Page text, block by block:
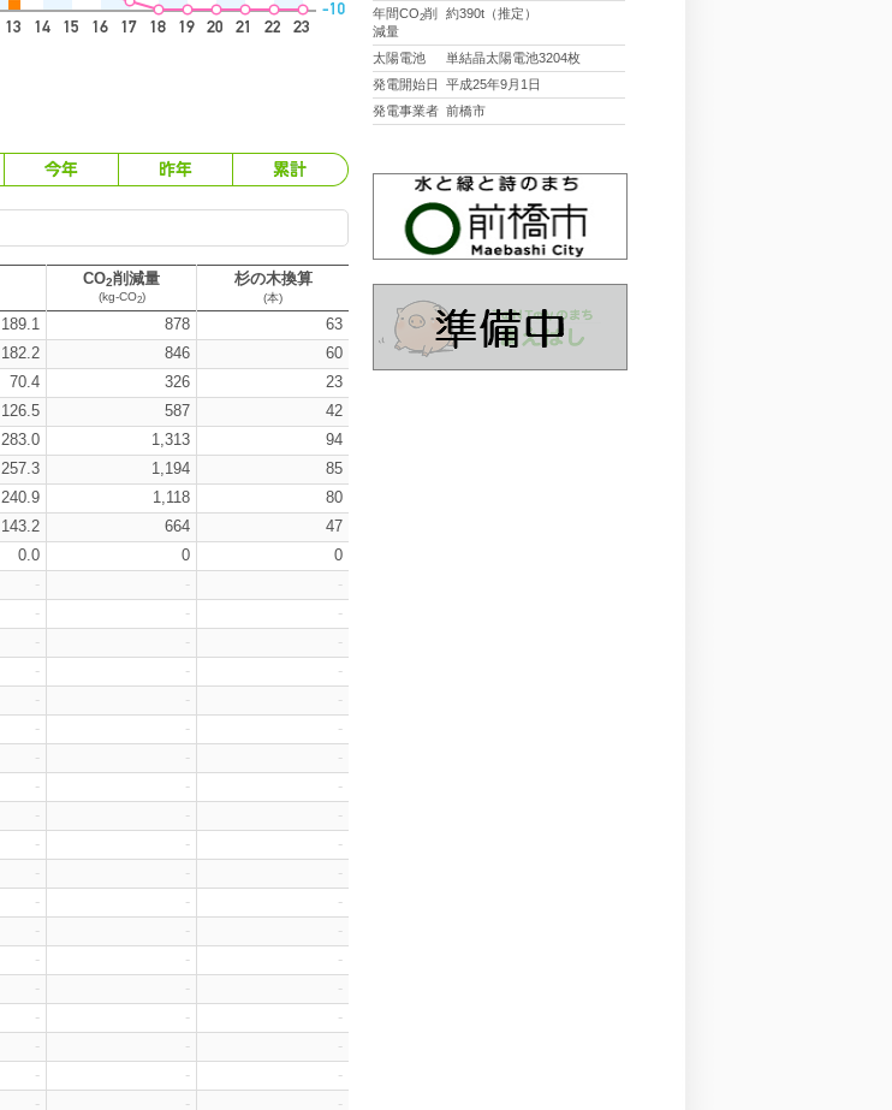
CO2削減量
(kg-CO2)
杉の木換算
(本)
189.1 878
63
182.2 846
60
70.4 326
23
126.5 587
42
283.0 1,313
94
257.3 1,194
85
240.9 1,118
80
143.2 664
47
0.0 0
0
- -
-
- -
-
- -
-
- -
-
- -
-
- -
-
- -
-
- -
-
- -
-
- -
-
- -
-
- -
-
- -
-
- -
-
- -
-
- -
-
- -
-
- -
-
- - -
年間CO2削
減量
約390t（推定）
太陽電池
単結晶太陽電池3204枚
発電開始日
平成25年9月1日
発電事業者 前橋市